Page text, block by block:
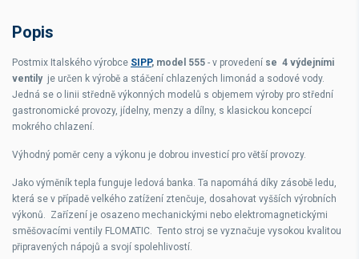
Rozměry s ventily čelně
Rozměry s ventily ze strany 600x580x560 mm
Popis
Postmix Italského výrobce SIPP, model 555 - v provedení se 4 výdejními
ventilyje určen k výrobě a stáčení chlazených limonád a sodové vody.
Jedná se o linii středně výkonných modelů s objemem výroby pro střední
gastronomické provozy, jídelny, menzy a dílny, s klasickou koncepcí
mokrého chlazení.
Výhodný poměr ceny a výkonu je dobrou investicí pro větší provozy.
Jako výměník tepla funguje ledová banka. Ta napomáhá díky zásobě ledu,
která se v případě velkého zatížení ztenčuje, dosahovat vyšších výrobních
výkonů. Zařízení je osazeno mechanickými nebo elektromagnetickými
směšovacími ventily FLOMATIC. Tento stroj se vyznačuje vysokou kvalitou
připravených nápojů a svojí spolehlivostí.